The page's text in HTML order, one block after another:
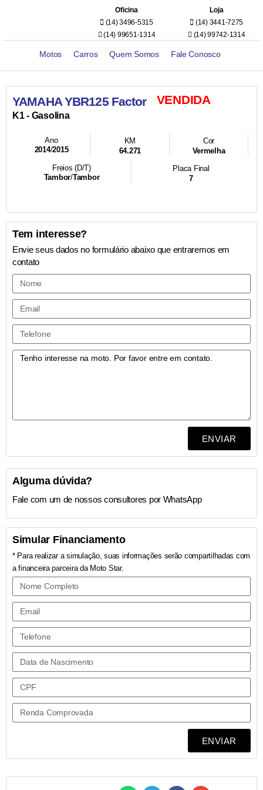
Oficina
(14) 3496-5315
(14) 99651-1314
Loja
(14) 3441-7275
(14) 99742-1314
Motos Carros Quem Somos Fale Conosco
YAMAHA YBR125 FactorVENDIDA
K1 - Gasolina
Ano
2014/2015
KM
64.271
Cor
Vermelha
Freios (D/T)
Tambor/Tambor
Placa Final
7
Tem interesse?
Envie seus dados no formulário abaixo que entraremos em
contato
ENVIAR
Simular Financiamento
* Para realizar a simulação, suas informações serão compartilhadas com
a financeira parceira da Moto Star.
ENVIAR
Alguma dúvida?
Fale com um de nossos consultores por WhatsApp